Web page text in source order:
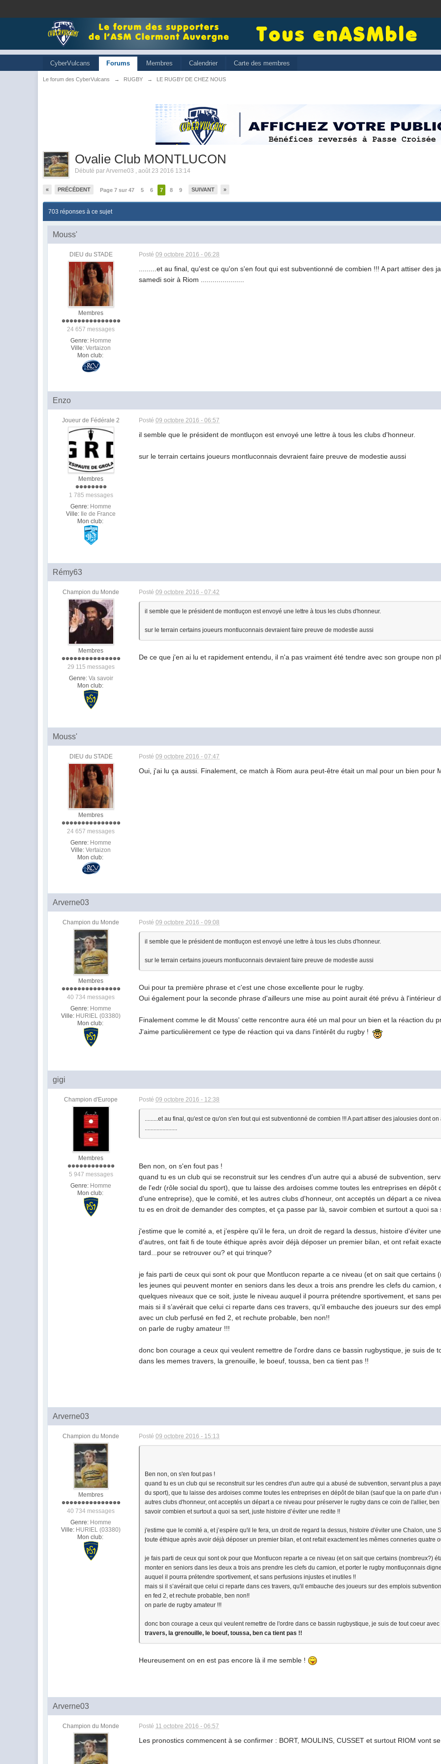
CyberVulcans Forums Membres Calendrier Carte des membres
Le forum des CyberVulcans → RUGBY → LE RUGBY DE CHEZ NOUS
Ovalie Club MONTLUCON
Débuté parArverne03 ,août 23 2016 13:14
« PRÉCÉDENT Page 7 sur 47 5 6 7 8 9 SUIVANT »
703 réponses à ce sujet
Mouss'
DIEU du STADE
Membres
24 657 messages
Genre: Homme
Ville: Vertaizon
Mon club:
Posté09 octobre 2016 - 06:28
.........et au final, qu'est ce qu'on s'en fout qui est subventionné de combien !!! A part attiser des
samedi soir à Riom ......................
Enzo
Joueur de Fédérale 2
Membres
1 785 messages
Genre: Homme
Ville:
Ile de France
Mon club:
Posté09 octobre 2016 - 06:57
il semble que le président de montluçon est envoyé une lettre à tous les clubs d'honneur.
sur le terrain certains joueurs montluconnais devraient faire preuve de modestie aussi
Rémy63
Champion du Monde
Membres
29 115 messages
Genre: Va savoir
Mon club:
Posté09 octobre 2016 - 07:42
il semble que le président de montluçon est envoyé une lettre à tous les clubs d'honneur.
sur le terrain certains joueurs montluconnais devraient faire preuve de modestie aussi
De ce que j'en ai lu et rapidement entendu, il n'a pas vraiment été tendre avec son groupe non
Mouss'
DIEU du STADE
Membres
24 657 messages
Genre: Homme
Ville: Vertaizon
Mon club:
Posté09 octobre 2016 - 07:47
Oui, j'ai lu ça aussi. Finalement, ce match à Riom aura peut-être était un mal pour un bien pour
Arverne03
Champion du Monde
Membres
40 734 messages
Genre: Homme
Ville: HURIEL (03380)
Mon club:
Posté09 octobre 2016 - 09:08
il semble que le président de montluçon est envoyé une lettre à tous les clubs d'honneur.
sur le terrain certains joueurs montluconnais devraient faire preuve de modestie aussi
Oui pour ta première phrase et c'est une chose excellente pour le rugby.
Oui également pour la seconde phrase d'ailleurs une mise au point aurait été prévu à l'intérieur
Finalement comme le dit Mouss' cette rencontre aura été un mal pour un bien et la réaction du
J'aime particulièrement ce type de réaction qui va dans l'intérêt du rugby !
gigi
Champion d'Europe
Membres
5 947 messages
Genre: Homme
Mon club:
Posté09 octobre 2016 - 12:38
.........et au final, qu'est ce qu'on s'en fout qui est subventionné de combien !!! A part attiser des jalousies dont
......................
Ben non, on s'en fout pas !
quand tu es un club qui se reconstruit sur les cendres d'un autre qui a abusé de subvention,
de l'edr (rôle social du sport), que tu laisse des ardoises comme toutes les entreprises en
d'une entreprise), que le comité, et les autres clubs d'honneur, ont acceptés un départ a ce
tu es en droit de demander des comptes, et ça passe par là, savoir combien et surtout a quoi sa
j'estime que le comité a, et j’espère qu'il le fera, un droit de regard la dessus, histoire d'éviter
d'autres, ont fait fi de toute éthique après avoir déjà déposer un premier bilan, et ont refait
tard...pour se retrouver ou? et qui trinque?
je fais parti de ceux qui sont ok pour que Montlucon reparte a ce niveau (et on sait que
les jeunes qui peuvent monter en seniors dans les deux a trois ans prendre les clefs du
quelques niveaux que ce soit, juste le niveau auquel il pourra prétendre sportivement, et sans
mais si il s’avérait que celui ci reparte dans ces travers, qu'il embauche des joueurs sur des
avec un club perfusé en fed 2, et rechute probable, ben non!!
on parle de rugby amateur !!!
donc bon courage a ceux qui veulent remettre de l'ordre dans ce bassin rugbystique, je suis de
dans les memes travers, la grenouille, le boeuf, toussa, ben ca tient pas !!
Arverne03
Champion du Monde
Membres
40 734 messages
Genre: Homme
Ville: HURIEL (03380)
Mon club:
Posté09 octobre 2016 - 15:13
Ben non, on s'en fout pas !
quand tu es un club qui se reconstruit sur les cendres d'un autre qui a abusé de subvention, servant plus a
du sport), que tu laisse des ardoises comme toutes les entreprises en dépôt de bilan (sauf que la on parle
autres clubs d'honneur, ont acceptés un départ a ce niveau pour préserver le rugby dans ce coin de l'allier,
savoir combien et surtout a quoi sa sert, juste histoire d’éviter une redite !!
j'estime que le comité a, et j’espère qu'il le fera, un droit de regard la dessus, histoire d'éviter une Chalon, une
toute éthique après avoir déjà déposer un premier bilan, et ont refait exactement les mêmes conneries quatre
je fais parti de ceux qui sont ok pour que Montlucon reparte a ce niveau (et on sait que certains (nombreux?)
monter en seniors dans les deux a trois ans prendre les clefs du camion, et porter le rugby montluçonnais
auquel il pourra prétendre sportivement, et sans perfusions injustes et inutiles !!
mais si il s’avérait que celui ci reparte dans ces travers, qu'il embauche des joueurs sur des emplois
en fed 2, et rechute probable, ben non!!
on parle de rugby amateur !!!
donc bon courage a ceux qui veulent remettre de l'ordre dans ce bassin rugbystique, je suis de tout coeur
travers, la grenouille, le boeuf, toussa, ben ca tient pas !!
Heureusement on en est pas encore là il me semble !
Arverne03
Champion du Monde Posté 11 octobre 2016 - 06:57
Les pronostics commencent à se confirmer : BORT, MOULINS, CUSSET et surtout RIOM vont